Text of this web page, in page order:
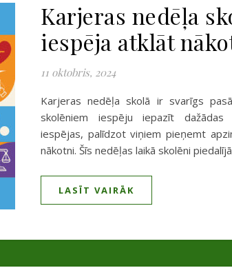
Karjeras nedēļa
iespēja atklāt
11 oktobris, 2024
Karjeras nedēļa skolā ir svarīgs
skolēniem iespēju iepazīt
iespējas, palīdzot viņiem pieņemt
nākotni. Šīs nedēļas laikā skolēni
LASĪT VAIRĀK